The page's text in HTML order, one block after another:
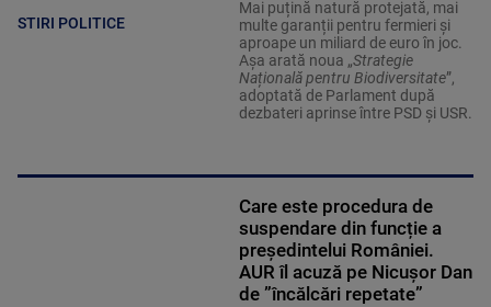
STIRI POLITICE
Mai puțină natură protejată, mai
multe garanții pentru fermieri și
aproape un miliard de euro în joc.
Așa arată noua „Strategie
Națională pentru Biodiversitate”,
adoptată de Parlament după
dezbateri aprinse între PSD și USR.
Care este procedura de
suspendare din funcție a
președintelui României.
AUR îl acuză pe Nicușor Dan
de ”încălcări repetate”